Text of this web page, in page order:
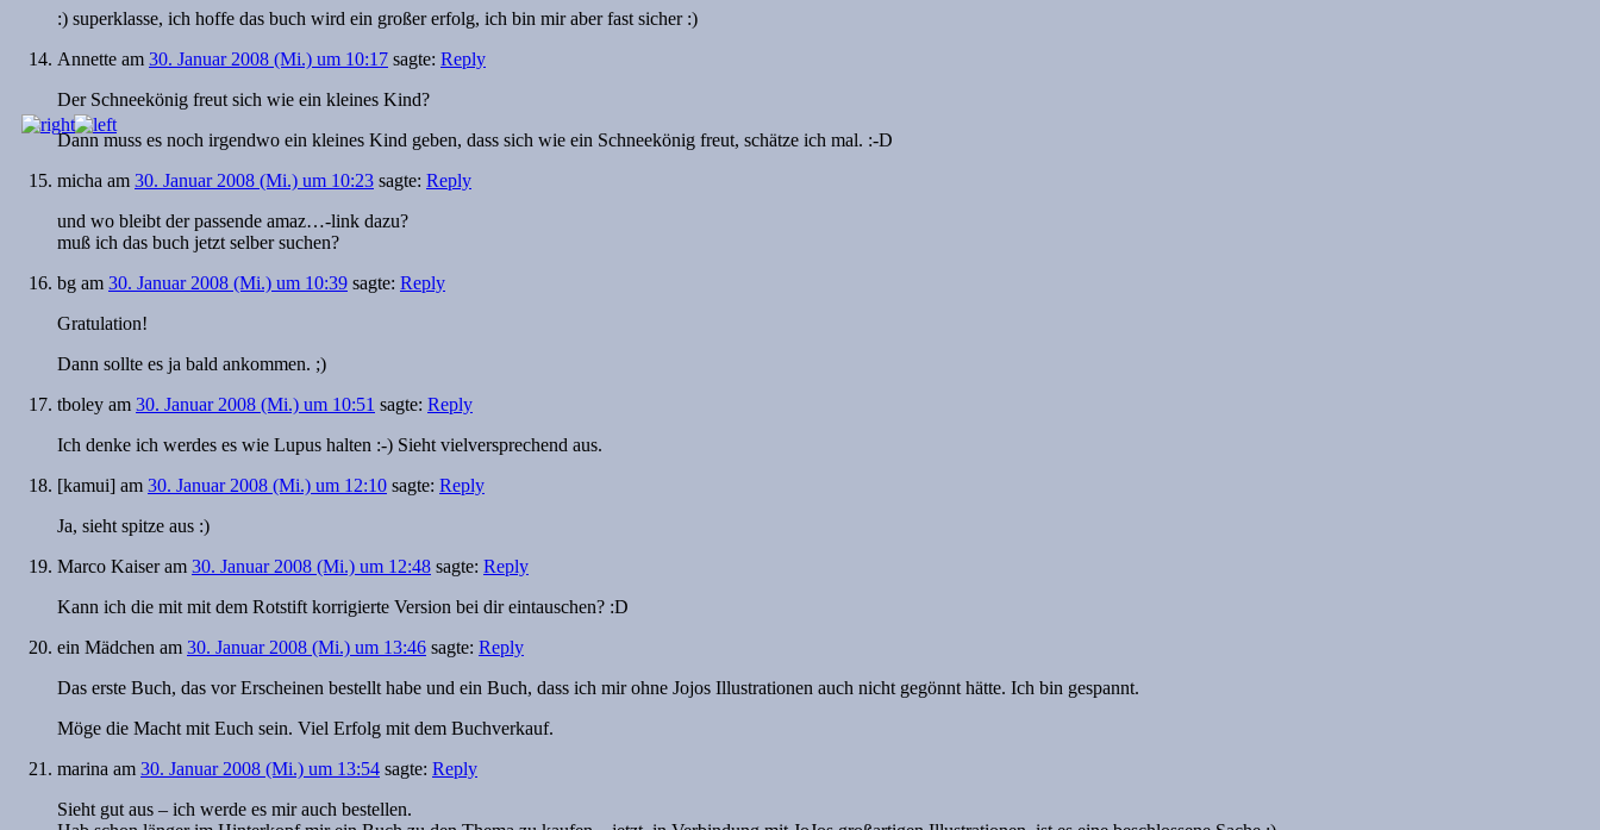
:) superklasse, ich hoffe das buch wird ein großer erfolg, ich bin mir aber fast sicher :)
Annette am 30. Januar 2008 (Mi.) um 10:17 sagte: Reply
Der Schneekönig freut sich wie ein kleines Kind?
Dann muss es noch irgendwo ein kleines Kind geben, dass sich wie ein Schneekönig freut, schätze ich mal. :-D
micha am 30. Januar 2008 (Mi.) um 10:23 sagte: Reply
und wo bleibt der passende amaz…-link dazu?
muß ich das buch jetzt selber suchen?
bg am 30. Januar 2008 (Mi.) um 10:39 sagte: Reply
Gratulation!
Dann sollte es ja bald ankommen. ;)
tboley am 30. Januar 2008 (Mi.) um 10:51 sagte: Reply
Ich denke ich werdes es wie Lupus halten :-) Sieht vielversprechend aus.
[kamui] am 30. Januar 2008 (Mi.) um 12:10 sagte: Reply
Ja, sieht spitze aus :)
Marco Kaiseram 30. Januar 2008 (Mi.) um 12:48 sagte: Reply
Kann ich die mit mit dem Rotstift korrigierte Version bei dir eintauschen? :D
ein Mädchen am 30. Januar 2008 (Mi.) um 13:46 sagte: Reply
Das erste Buch, das vor Erscheinen bestellt habe und ein Buch, dass ich mir ohne Jojos Illustrationen auch nicht gegönnt hätte. Ich bin gespannt.
Möge die Macht mit Euch sein. Viel Erfolg mit dem Buchverkauf.
marina am 30. Januar 2008 (Mi.) um 13:54 sagte: Reply
Sieht gut aus – ich werde es mir auch bestellen.